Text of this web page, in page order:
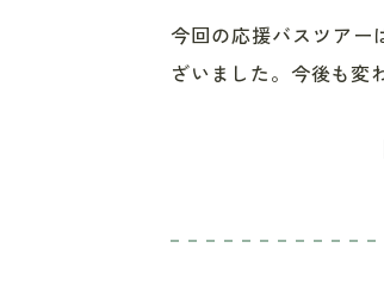
今回の応援バスツアー
ざいました。今後も変